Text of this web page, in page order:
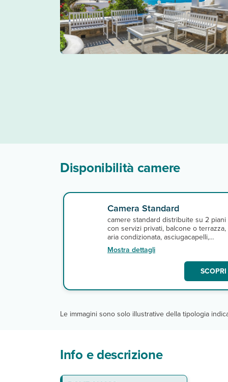
Disponibilità camere
Camera Standard
camere standard distribuite su 2 piani
con servizi privati, balcone o terrazza,
aria condizionata, asciugacapelli,
TV, connessione Wi-Fi gratuita e
minifrigo. A pagamento, cassetta di
sicurezza. N.B. I letti sono tutti
Mostra dettagli
Le immagini sono solo illustrative della tipologia
Info e descrizione